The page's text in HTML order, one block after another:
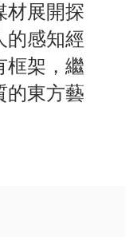
材展開探
的感知經
框架，繼
的東方藝